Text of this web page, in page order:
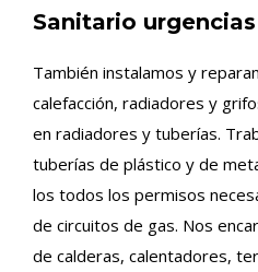
Sanitario
También instalamos y
calefacción, radiadores y
en radiadores y tuberías.
tuberías de plástico y de
los todos los permisos
de circuitos de gas. Nos
de calderas, calentadores,